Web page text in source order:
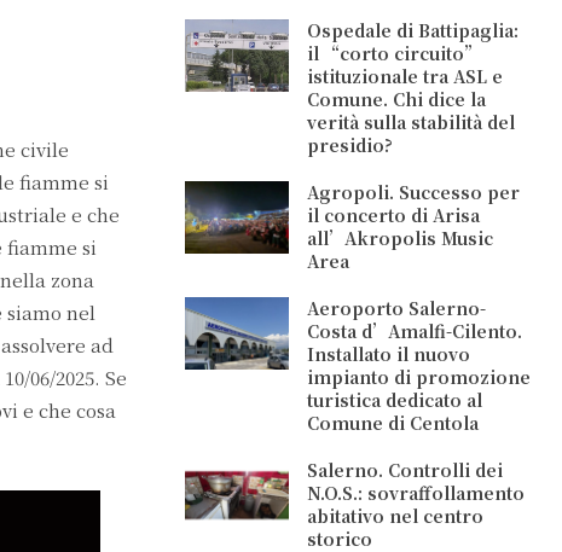
civile
fiamme si
e che
fiamme si
zona
nel
ad
06/2025. Se
e che cosa
Ospedale di Battipaglia:
il “corto circuito”
istituzionale tra ASL e
Comune. Chi dice la
verità sulla stabilità del
presidio?
Agropoli. Successo per
il concerto di Arisa
all’Akropolis Music
Area
Aeroporto Salerno-
Costa d’Amalfi-Cilento.
Installato il nuovo
impianto di promozione
turistica dedicato al
Comune di Centola
Salerno. Controlli dei
N.O.S.: sovraffollamento
abitativo nel centro
storico